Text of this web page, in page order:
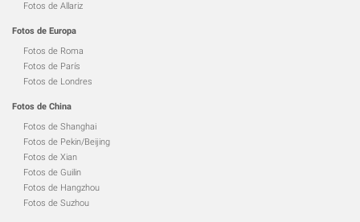
Fotos de Allariz
Fotos de Europa
Fotos de Roma
Fotos de París
Fotos de Londres
Fotos de China
Fotos de Shanghai
Fotos de Pekin/Beijing
Fotos de Xian
Fotos de Guilin
Fotos de Hangzhou
Fotos de Suzhou